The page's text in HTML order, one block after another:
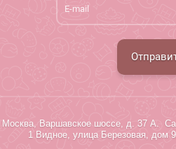
Москва, Варшавское шоссе, д. 37 А.
1 Видное, улица Березовая, дом